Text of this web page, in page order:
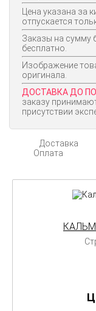
Цена указана за
отпускается
Заказы на сумму
бесплатно.
Изображение
оригинала.
ДОСТАВКА ДО
заказу
присутствии
Доставка
Оплата